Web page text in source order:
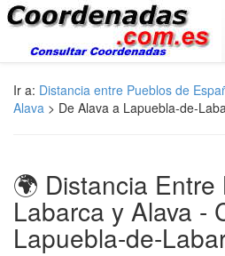
Ir a: Distancia entre Pueblos de
Alava > De Alava a Lapuebla-de-
🌍 Distancia
Labarca y Alava -
Lapuebla-de-